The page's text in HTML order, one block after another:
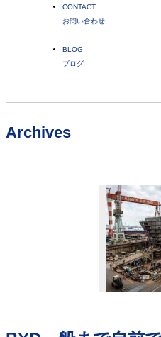
CONTACT
お問い合わせ
BLOG
ブログ
Archives